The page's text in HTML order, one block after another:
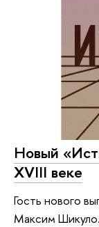
Новый
XVIII веке
Гость нового
Максим Шикуло.